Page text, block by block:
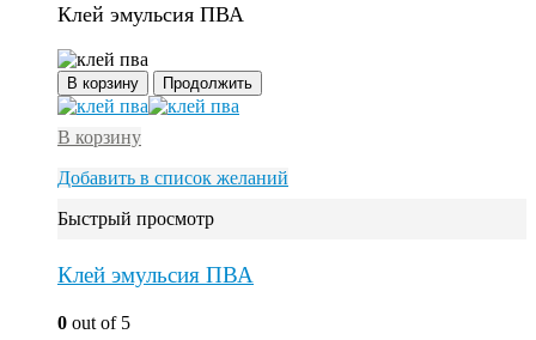
Клей эмульсия ПВА
В корзину Продолжить
В корзину
Добавить в список желаний
Быстрый просмотр
Клей эмульсия ПВА
0 out of 5